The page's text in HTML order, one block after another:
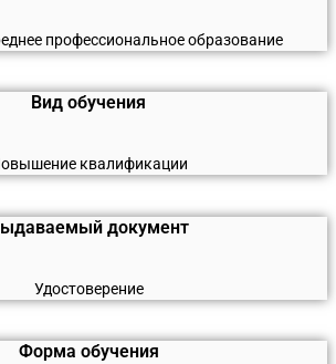
профессиональное образование
Вид обучения
квалификации
документ
Удостоверение
Форма обучения